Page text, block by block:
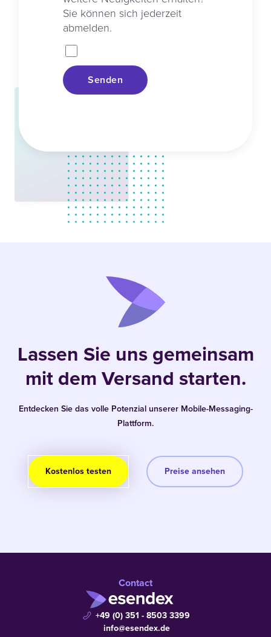
Sie können sich jederzeit
abmelden.
Senden
Lassen Sie uns gemeinsam
mit dem Versand starten.
Entdecken Sie das volle Potenzial unserer Mobile-Messaging-
Plattform.
Kostenlos testen Preise ansehen
Contact
+49 (0) 351 - 8503 3399
info@esendex.de